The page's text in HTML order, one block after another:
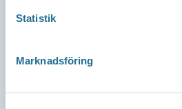
Statistik
Marknadsföring
Om webbplatsen
Tillgänglighetsredogörelse